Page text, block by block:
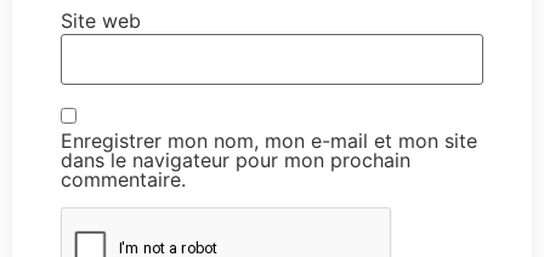
Site web
Enregistrer mon nom, mon e-mail et mon site
dans le navigateur pour mon prochain
commentaire.